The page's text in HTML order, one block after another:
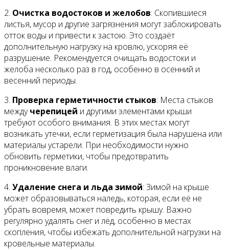
2. Очистка водостоков и желобов: Скопившиеся
листья, мусор и другие загрязнения могут заблокировать
отток воды и привести к застою. Это создаёт
дополнительную нагрузку на кровлю, ускоряя её
разрушение. Рекомендуется очищать водостоки и
желоба несколько раз в год, особенно в осенний и
весенний периоды.
3. Проверка герметичности стыков: Места стыков
междучерепицей и другими элементами крыши
требуют особого внимания. В этих местах могут
возникать утечки, если герметизация была нарушена или
материалы устарели. При необходимости нужно
обновить герметики, чтобы предотвратить
проникновение влаги.
4. Удаление снега и льда зимой: Зимой на крыше
может образовываться наледь, которая, если её не
убрать вовремя, может повредить крышу. Важно
регулярно удалять снег и лёд, особенно в местах
скопления, чтобы избежать дополнительной нагрузки на
кровельные материалы.